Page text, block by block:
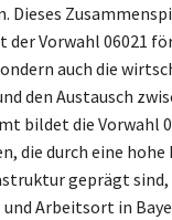
Dieses
der Vorwahl 06021
auch die
den Austausch
bildet die Vorwahl
die durch eine
geprägt sind,
Arbeitsort in